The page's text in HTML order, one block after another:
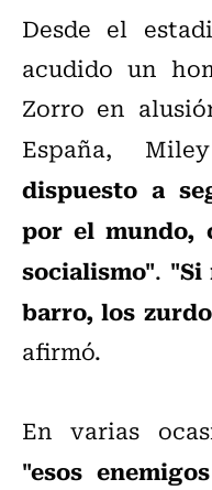
Desde el
acudido un
Zorro en
España,
dispuesto a
por el mundo,
socialismo". "Si
barro, los
afirmó.
En varias
"esos